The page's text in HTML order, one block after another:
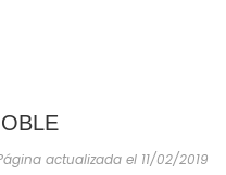
actualizada el 11/02/2019